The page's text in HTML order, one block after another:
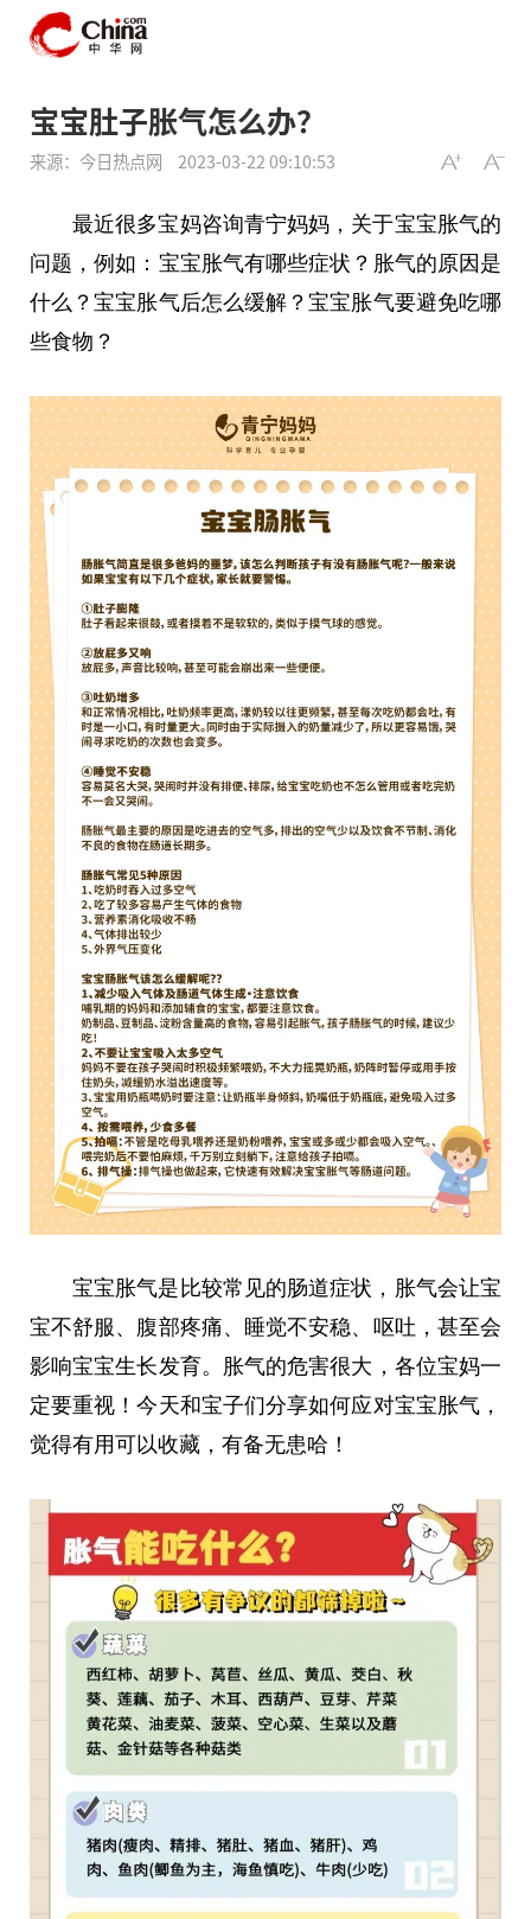
宝宝肚子胀气怎么办？
来源：今日热点网 2023-03-22 09:10:53
最近很多宝妈咨询青宁妈妈，关于宝宝胀气的
问题，例如：宝宝胀气有哪些症状？胀气的原因是
什么？宝宝胀气后怎么缓解？宝宝胀气要避免吃哪
些食物？
宝宝胀气是比较常见的肠道症状，胀气会让宝
宝不舒服、腹部疼痛、睡觉不安稳、呕吐，甚至会
影响宝宝生长发育。胀气的危害很大，各位宝妈一
定要重视！今天和宝子们分享如何应对宝宝胀气，
觉得有用可以收藏，有备无患哈！